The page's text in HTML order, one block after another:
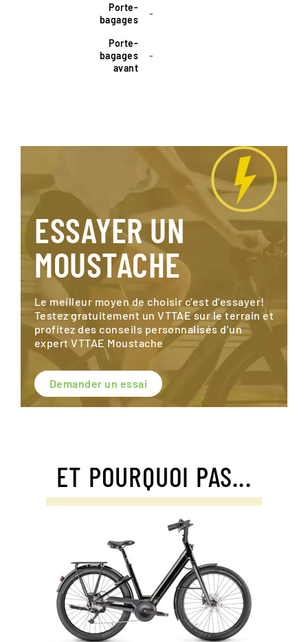
Porte-
bagages
-
Porte-
bagages
avant
-
ESSAYER UN
MOUSTACHE
Le meilleur moyen de choisir c’est d’essayer!
Testez gratuitement un VTTAE sur le terrain et
profitez des conseils personnalisés d’un
expert VTTAE Moustache
Demander un essai
ET POURQUOI PAS...